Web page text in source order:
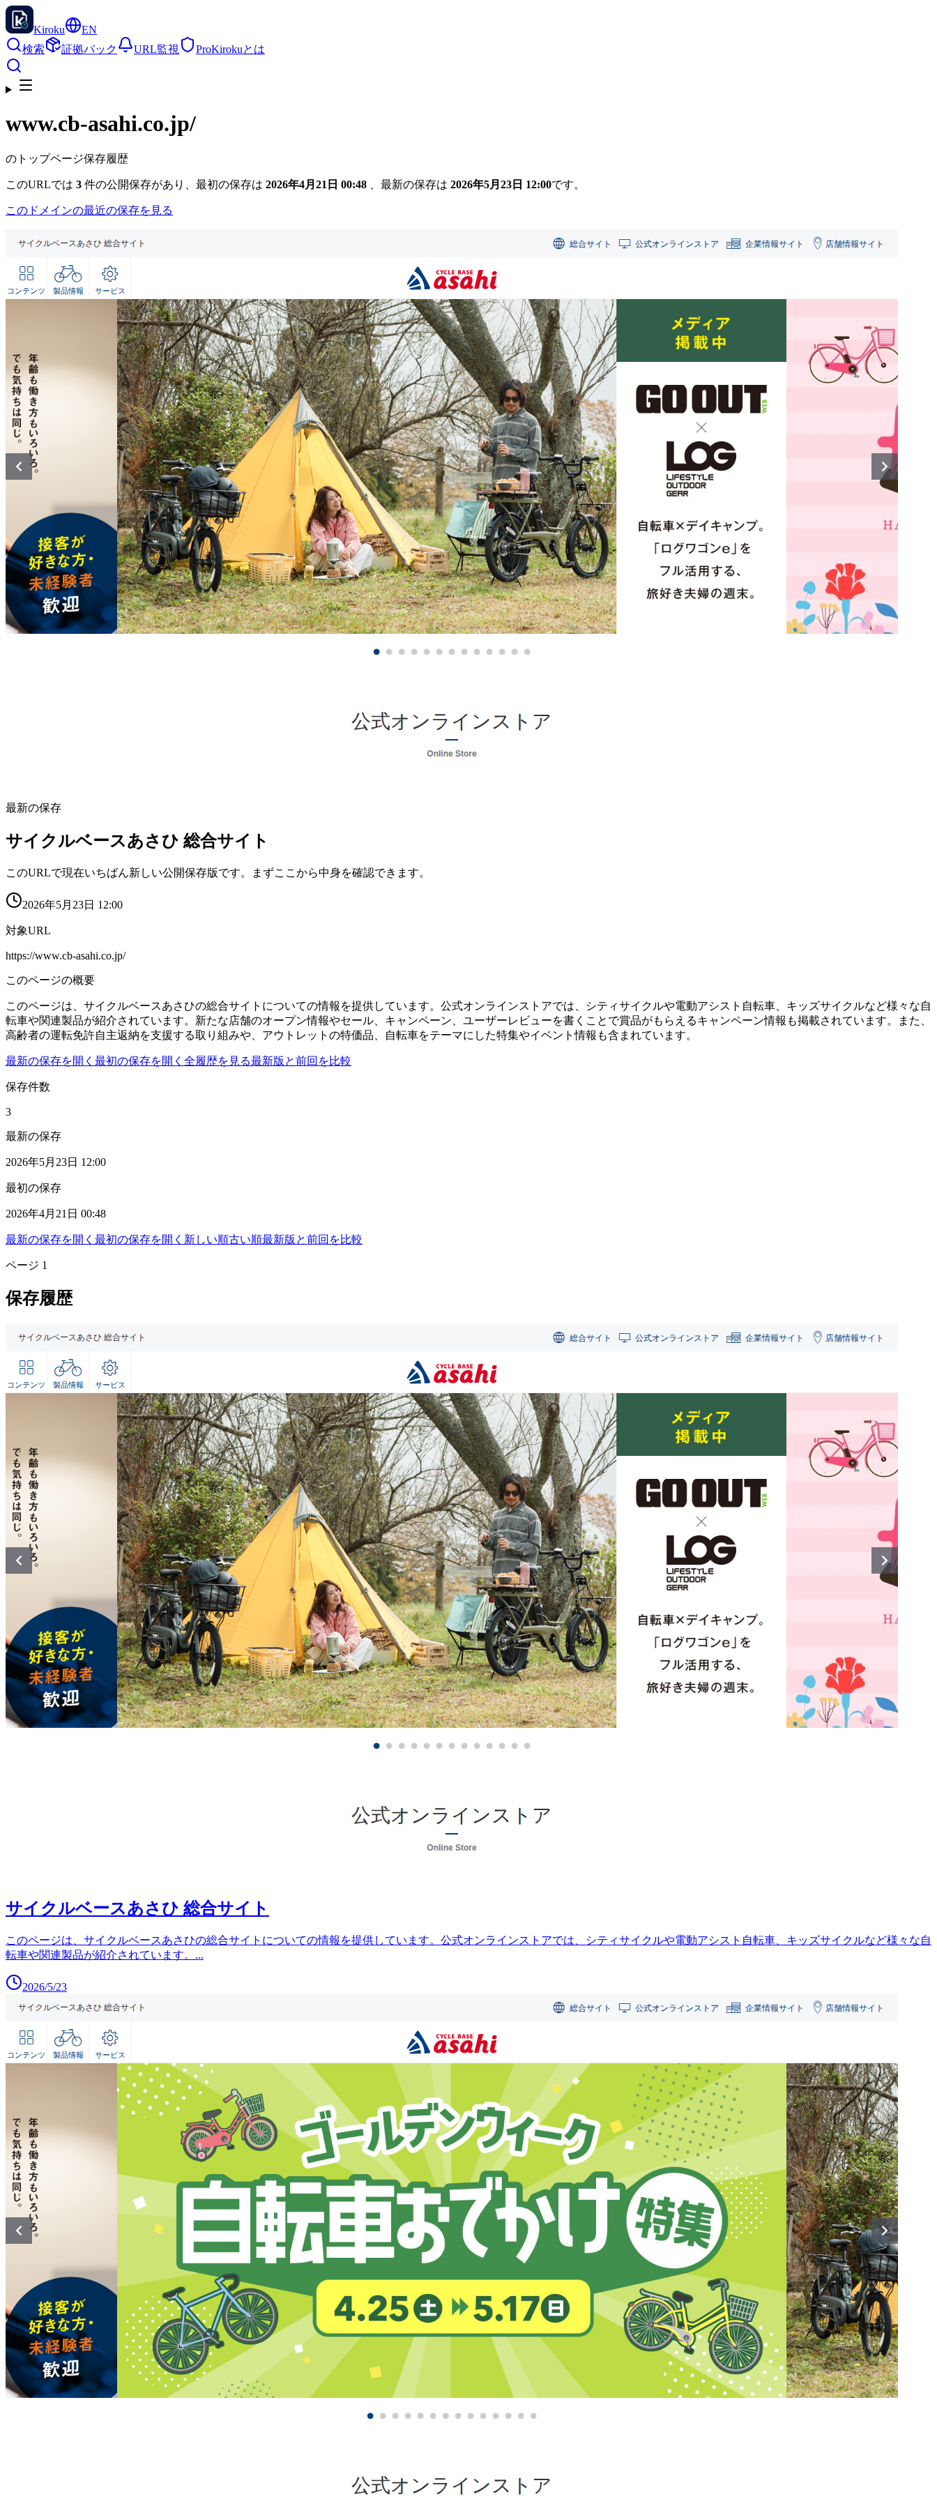
Kiroku
EN
検索
証拠パック URL監視 ProKirokuとは
www.cb-asahi.co.jp/
のトップページ保存履歴
このURLでは 3 件の公開保存があり、最初の保存は 2026年4月21日 00:48 、最新の保存は 2026年5月23日 12:00です。
このドメインの最近の保存を見る
最新の保存
サイクルベースあさひ 総合サイト
このURLで現在いちばん新しい公開保存版です。まずここから中身を確認できます。
2026年5月23日 12:00
対象URL
https://www.cb-asahi.co.jp/
このページの概要
このページは、サイクルベースあさひの総合サイトについての情報を提供しています。公式オンラインストアでは、シティサイクルや電動アシスト自転車、キッズサイクルなど様々な自
転車や関連製品が紹介されています。新たな店舗のオープン情報やセール、キャンペーン、ユーザーレビューを書くことで賞品がもらえるキャンペーン情報も掲載されています。また、
高齢者の運転免許自主返納を支援する取り組みや、アウトレットの特価品、自転車をテーマにした特集やイベント情報も含まれています。
最新の保存を開く 最初の保存を開く 全履歴を見る最新版と前回を比較
保存件数
3
最新の保存
2026年5月23日 12:00
最初の保存
2026年4月21日 00:48
最新の保存を開く 最初の保存を開く 新しい順古い順最新版と前回を比較
ページ 1
保存履歴
サイクルベースあさひ 総合サイト
このページは、サイクルベースあさひの総合サイトについての情報を提供しています。公式オンラインストアでは、シティサイクルや電動アシスト自転車、キッズサイクルなど様々な自
転車や関連製品が紹介されています。 ...
2026/5/23